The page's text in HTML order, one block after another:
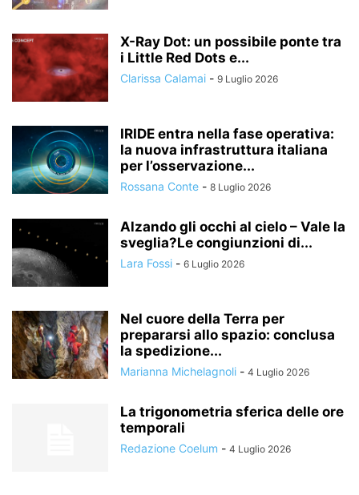
X-Ray Dot: un possibile ponte tra
i Little Red Dots e...
Clarissa Calamai - 9 Luglio 2026
IRIDE entra nella fase operativa:
la nuova infrastruttura italiana
per l’osservazione...
Rossana Conte - 8 Luglio 2026
Alzando gli occhi al cielo – Vale la
sveglia?Le congiunzioni di...
Lara Fossi - 6 Luglio 2026
Nel cuore della Terra per
prepararsi allo spazio: conclusa
la spedizione...
Marianna Michelagnoli - 4 Luglio 2026
La trigonometria sferica delle ore
temporali
Redazione Coelum - 4 Luglio 2026